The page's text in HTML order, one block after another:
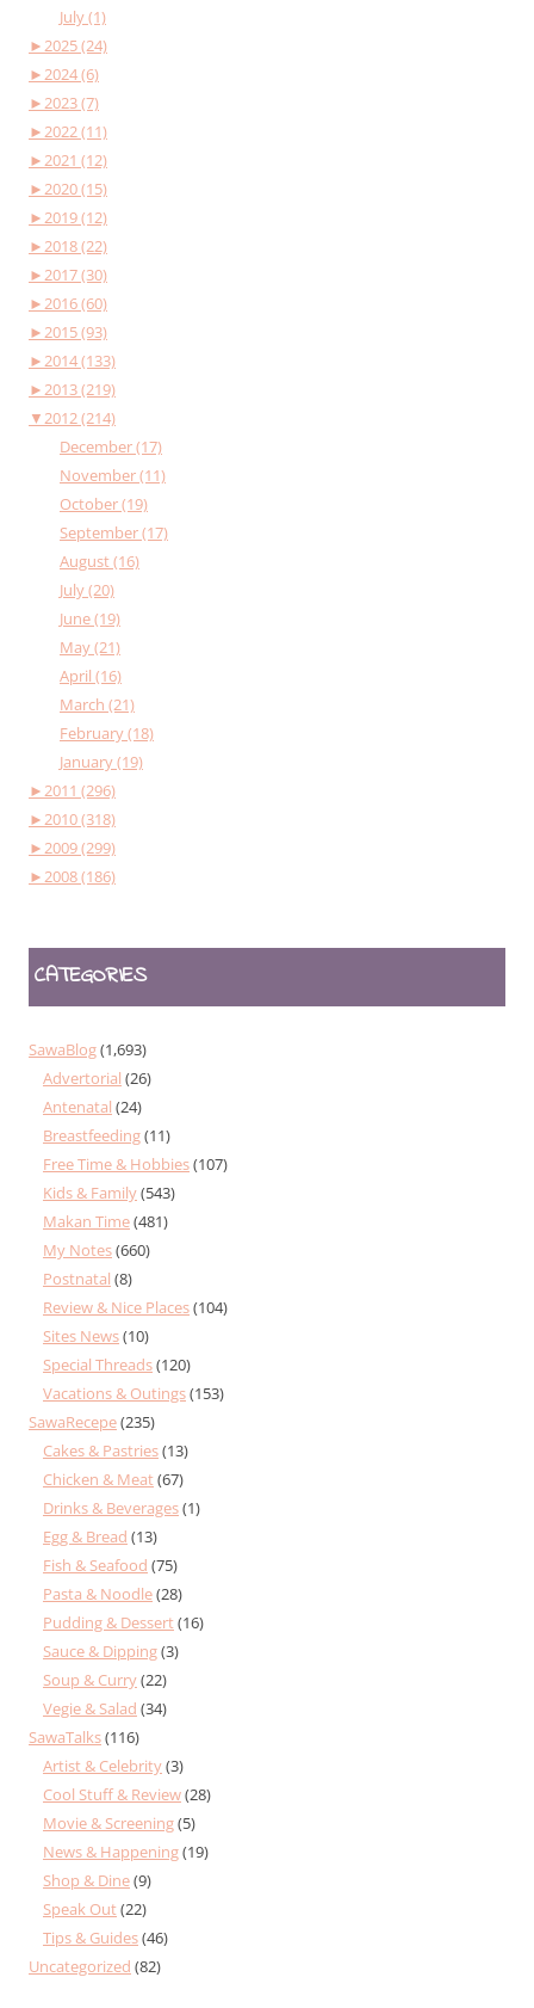
July (1)
►2025 (24)
►2024 (6)
►2023 (7)
►2022 (11)
►2021 (12)
►2020 (15)
►2019 (12)
►2018 (22)
►2017 (30)
►2016 (60)
►2015 (93)
►2014 (133)
►2013 (219)
▼2012 (214)
December (17)
November (11)
October (19)
September (17)
August (16)
July (20)
June (19)
May (21)
April (16)
March (21)
February (18)
January (19)
►2011 (296)
►2010 (318)
►2009 (299)
►2008 (186)
CATEGORIES
SawaBlog(1,693)
Advertorial (26)
Antenatal (24)
Breastfeeding(11)
Free Time & Hobbies(107)
Kids & Family(543)
Makan Time(481)
My Notes(660)
Postnatal (8)
Review & Nice Places(104)
Sites News(10)
Special Threads(120)
Vacations & Outings(153)
SawaRecepe(235)
Cakes & Pastries(13)
Chicken & Meat(67)
Drinks & Beverages(1)
Egg & Bread (13)
Fish & Seafood (75)
Pasta & Noodle(28)
Pudding & Dessert(16)
Sauce & Dipping(3)
Soup & Curry(22)
Vegie & Salad (34)
SawaTalks(116)
Artist & Celebrity(3)
Cool Stuff & Review(28)
Movie & Screening(5)
News & Happening(19)
Shop & Dine(9)
Speak Out(22)
Tips & Guides(46)
Uncategorized (82)